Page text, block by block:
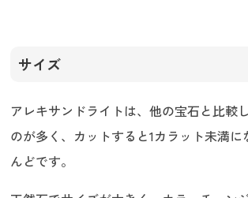
サイズ
アレキサンドライトは、他の宝石と比較
のが多く、カットすると1カラット未満に
んどです。